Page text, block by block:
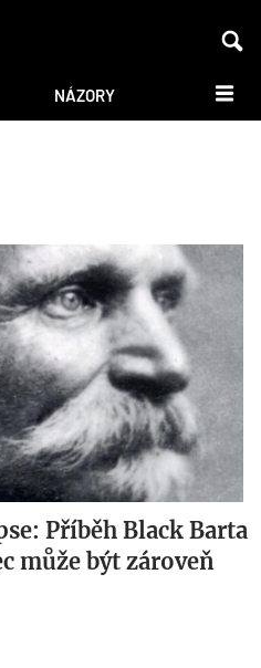
NÁZORY DALŠÍ
Příběh Black Barta
může být zároveň